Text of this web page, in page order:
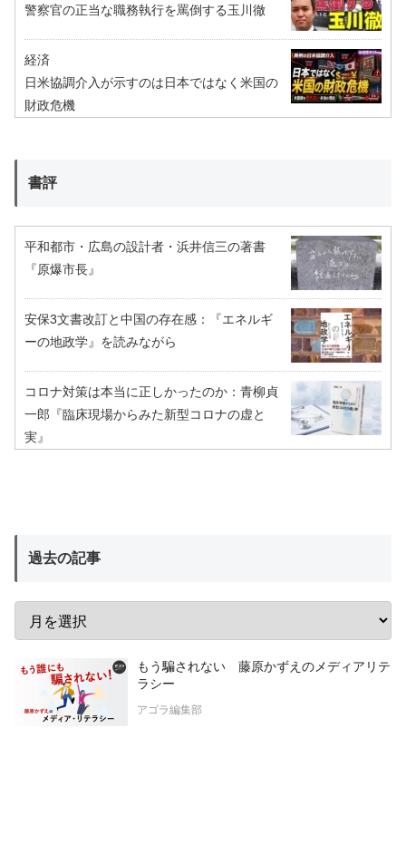
警察官の正当な職務執行を罵倒する玉川徹
経済
日米協調介入が示すのは日本ではなく米国の
財政危機
書評
平和都市・広島の設計者・浜井信三の著書
『原爆市長』
安保3文書改訂と中国の存在感：『エネルギ
ーの地政学』を読みながら
コロナ対策は本当に正しかったのか：青柳貞
一郎『臨床現場からみた新型コロナの虚と
実』
過去の記事
もう騙されない 藤原かずえのメディアリテ
ラシー
アゴラ編集部